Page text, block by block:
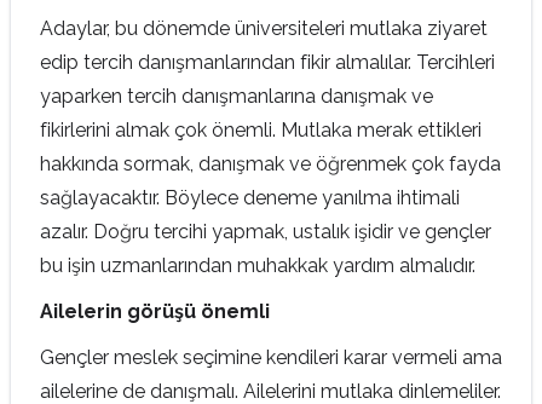
Adaylar, bu dönemde üniversiteleri mutlaka ziyaret
edip tercih danışmanlarından fikir almalılar. Tercihleri
yaparken tercih danışmanlarına danışmak ve
fikirlerini almak çok önemli. Mutlaka merak ettikleri
hakkında sormak, danışmak ve öğrenmek çok fayda
sağlayacaktır. Böylece deneme yanılma ihtimali
azalır. Doğru tercihi yapmak, ustalık işidir ve gençler
bu işin uzmanlarından muhakkak yardım almalıdır.
Ailelerin görüşü önemli
Gençler meslek seçimine kendileri karar vermeli ama
ailelerine de danışmalı. Ailelerini mutlaka dinlemeliler.